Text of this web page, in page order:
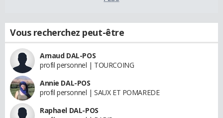
Vous recherchez peut-être
Arnaud DAL-POS
profil personnel | TOURCOING
Annie DAL-POS
profil personnel | SAUX ET POMAREDE
Raphael DAL-POS